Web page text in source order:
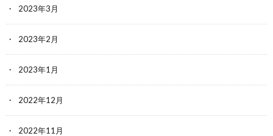
2023年3月
2023年2月
2023年1月
2022年12月
2022年11月